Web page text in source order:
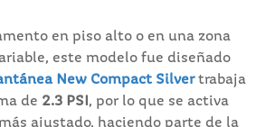
en piso alto o en una zona
este modelo fue diseñado
New Compact Silvertrabaja
de 2.3 PSI , por lo que se activa
ajustado, haciendo parte de la